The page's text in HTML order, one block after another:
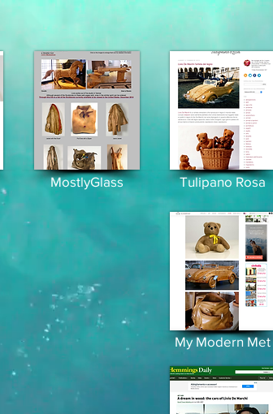
MostlyGlass Tulipano Rosa
My Modern Met